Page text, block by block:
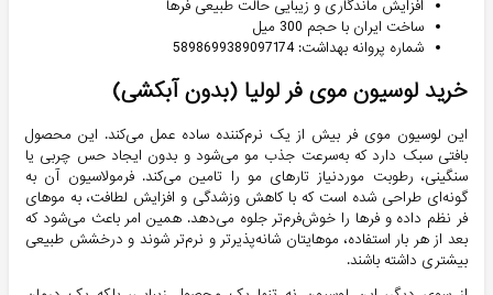
افزایش ماندگاری و زیبایی حالت طبیعی فرها
ساخت ایران با حجم 300 میل
شماره پروانه بهداشت: 5898699389097174
خرید لوسیون موی فر لولیا (بدون آبکشی)
این لوسیون موی فر بیش از یک نرم‌کننده ساده عمل می‌کند. این محصول
بافتی سبک دارد که به‌سرعت جذب مو می‌شود و بدون ایجاد حس چربی یا
سنگینی، رطوبت موردنیاز تارهای مو را تامین می‌کند. فرمولاسیون آن به
گونه‌ای طراحی شده است که با کاهش وزشدگی و افزایش لطافت، به موهای
فر نظم داده و فرها را خوش‌فرم‌تر جلوه می‌دهد. همین امر باعث می‌شود که
بعد از هر بار استفاده، موهایتان شانه‌پذیرتر و نرم‌تر شوند و درخشش طبیعی
بیشتری داشته باشند.